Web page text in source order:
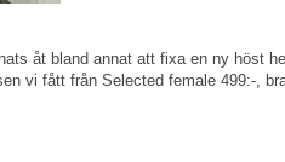
åt bland annat att fixa en ny höst
vi fått från Selected female 499:-,